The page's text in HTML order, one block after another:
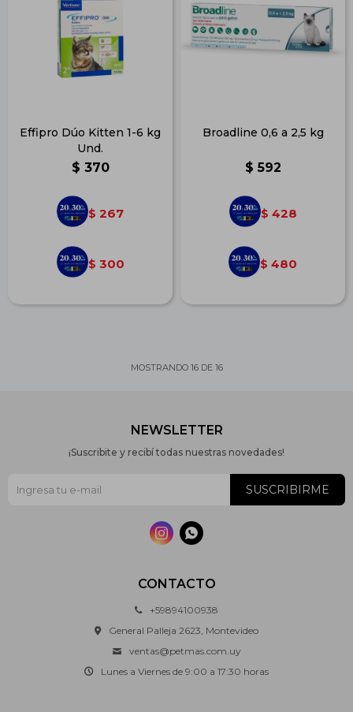
Effipro Dúo Kitten 1-6 kg
Und.
$ 370
$ 267
$ 300
Broadline 0,6 a 2,5 kg
$ 592
$ 428
$ 480
MOSTRANDO 16DE 16
CONTACTO
+59894100938
General Palleja 2623, Montevideo
ventas@petmas.com.uy
Lunes a Viernes de 9:00 a 17:30 horas
NEWSLETTER
¡Suscribite y recibí todas nuestras novedades!
SUSCRIBIRME
 